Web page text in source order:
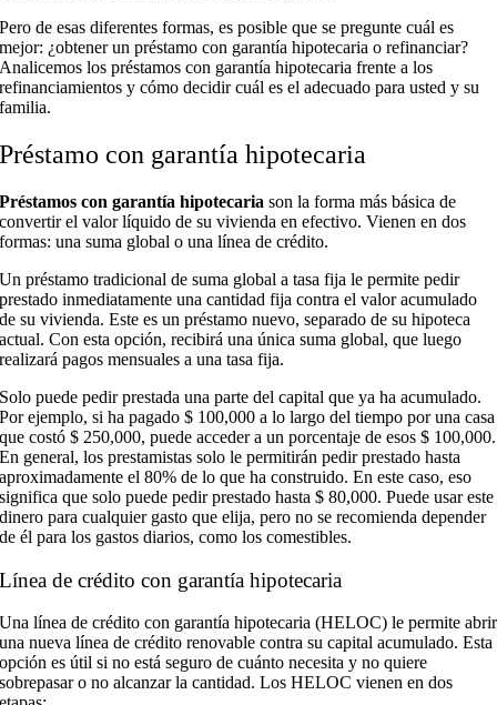
Pero de esas diferentes formas, es posible que se pregunte cuál es
mejor: ¿obtener un préstamo con garantía hipotecaria o refinanciar?
Analicemos los préstamos con garantía hipotecaria frente a los
refinanciamientos y cómo decidir cuál es el adecuado para usted y su
familia.
Préstamo con garantía hipotecaria
Préstamos con garantía hipotecaria son la forma más básica de
convertir el valor líquido de su vivienda en efectivo. Vienen en dos
formas: una suma global o una línea de crédito.
Un préstamo tradicional de suma global a tasa fija le permite pedir
prestado inmediatamente una cantidad fija contra el valor acumulado
de su vivienda. Este es un préstamo nuevo, separado de su hipoteca
actual. Con esta opción, recibirá una única suma global, que luego
realizará pagos mensuales a una tasa fija.
Solo puede pedir prestada una parte del capital que ya ha acumulado.
Por ejemplo, si ha pagado $ 100,000 a lo largo del tiempo por una casa
que costó $ 250,000, puede acceder a un porcentaje de esos $ 100,000.
En general, los prestamistas solo le permitirán pedir prestado hasta
aproximadamente el 80% de lo que ha construido. En este caso, eso
significa que solo puede pedir prestado hasta $ 80,000. Puede usar este
dinero para cualquier gasto que elija, pero no se recomienda depender
de él para los gastos diarios, como los comestibles.
Línea de crédito con garantía hipotecaria
Una línea de crédito con garantía hipotecaria (HELOC) le permite abrir
una nueva línea de crédito renovable contra su capital acumulado. Esta
opción es útil si no está seguro de cuánto necesita y no quiere
sobrepasar o no alcanzar la cantidad. Los HELOC vienen en dos